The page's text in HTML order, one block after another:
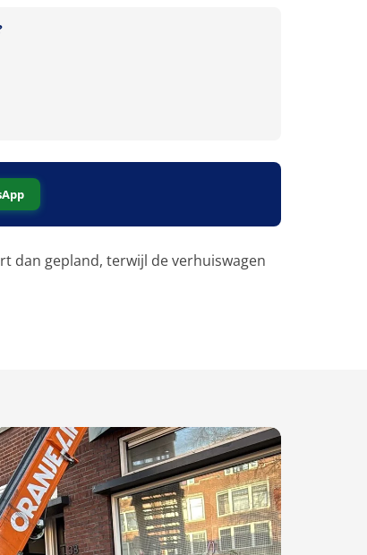
dan gepland, terwijl de verhuiswagen